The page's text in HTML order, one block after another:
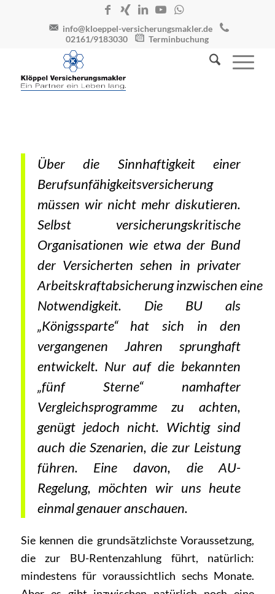
info@kloeppel-versicherungsmakler.de
02161/9183030
Terminbuchung
Über die Sinnhaftigkeit einer
Berufsunfähigkeitsversicherung
müssen wir nicht mehr diskutieren.
Selbst versicherungskritische
Organisationen wie etwa der Bund
der Versicherten sehen in privater
Arbeitskraftabsicherung inzwischen eine
Notwendigkeit. Die BU als
„Königssparte“ hat sich in den
vergangenen Jahren sprunghaft
entwickelt. Nur auf die bekannten
„fünf Sterne“ namhafter
Vergleichsprogramme zu achten,
genügt jedoch nicht. Wichtig sind
auch die Szenarien, die zur Leistung
führen. Eine davon, die AU-
Regelung, möchten wir uns heute
einmal genauer anschauen.
Sie kennen die grundsätzlichste Voraussetzung,
die zur BU-Rentenzahlung führt, natürlich:
mindestens für voraussichtlich sechs Monate.